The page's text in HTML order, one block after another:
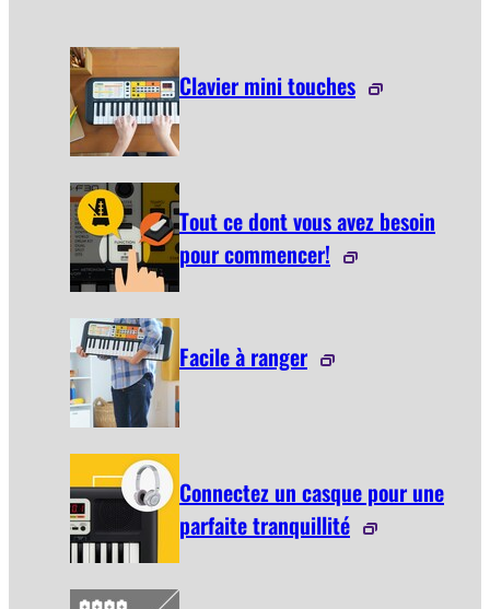
Clavier mini touches
Tout ce dont vous avez besoin
pour commencer!
Facile à ranger
Connectez un casque pour une
parfaite tranquillité